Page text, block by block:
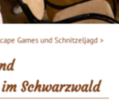
Games und Schnitzeljagd >
Schwarzwald